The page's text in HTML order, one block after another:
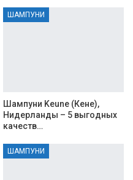
ШАМПУНИ
Шампуни Keune (Кене),
Нидерланды – 5 выгодных
качеств…
ШАМПУНИ